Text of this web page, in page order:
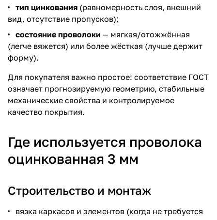
тип цинкования (равномерность слоя, внешний
вид, отсутствие пропусков);
состояние проволоки — мягкая/отожжённая
(легче вяжется) или более жёсткая (лучше держит
форму).
Для покупателя важно простое: соответствие ГОСТ
означает прогнозируемую геометрию, стабильные
механические свойства и контролируемое
качество покрытия.
Где используется проволока
оцинкованная 3 мм
Строительство и монтаж
вязка каркасов и элементов (когда не требуется